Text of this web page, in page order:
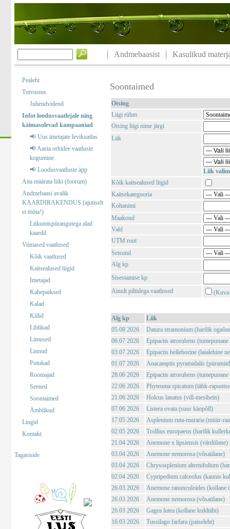
Andmebaasist Kasulikud
Pealeht
Tutvustus
Juhendvideod
Infot loodusvaatlejale ning
käimasolevad kampaaniad
📢 Uus imetajate levikuatlas
📢 Aasta orhidee vaatluste
kogumine
📢 Loodusvaatluste äpp
Aita määrata liiki (foorum)
Andmebaasi avalik
KAARDIRAKENDUS (ajutiselt
ei tööta!)
Liikumispiirangutega alad
kaardil
Viimased vaatlused
Kõik vaatlused
Kaitsealused liigid
Imetajad
Kahepaiksed
Kalad
Kiilid
Liblikad
Limused
Linnud
Putukad
Roomajad
Seened
Soontaimed
Ämblikud
Lingid
Kontakt
Tagasiside
Soontaimed
Otsing
Liigi rühm
Otsing liigi nime järgi
Liik
Liik
Kõik kaitsealused liigid
Kaitsekategooria
Kohanimi
Maakond
Vald
UTM ruut
Seisund
Alg kp
Sisestamise kp
Ainult piltidega vaatlused
(Kuva
Alg kp
Liik
05.08 2026
Datura stramonium (harilik
06.07 2026
Epipactis atrorubens
03.07 2026
Epipactis helleborine (laialehine
01.07 2026
Anacamptis pyramidalis
28.06 2026
Epipactis atrorubens
22.06 2026
Phyteuma spicatum (tähk-
21.06 2026
Holcus lanatus (vill-mesihein)
07.06 2026
Listera ovata (suur käopõll)
17.05 2026
Asplenium ruta-muraria (müür-
02.05 2026
Trollius europaeus (harilik
21.04 2026
Anemone x lipsiensis (värdülane)
03.04 2026
Anemone nemorosa (võsaülane)
03.04 2026
Chrysosplenium alternifolium
02.04 2026
Cypripedium calceolus (kaunis
26.03 2026
Anemone ranunculoides (kollane
26.03 2026
Anemone nemorosa (võsaülane)
26.03 2026
Gagea lutea (kollane kuldtäht)
16.03 2026
Tussilago farfara (paiseleht)